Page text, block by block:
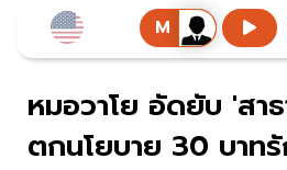
หมอวาโย อัดยับ 'สา
ตกนโยบาย 30 บาท